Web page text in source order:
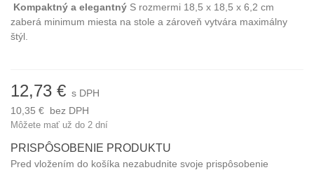
Kompaktný a elegantný S rozmermi 18,5 x 18,5 x 6,2 cm
zaberá minimum miesta na stole a zároveň vytvára maximálny
štýl.
12,73 € s DPH
10,35 € bez DPH
Môžete mať už do 2 dní
PRISPÔSOBENIE PRODUKTU
Pred vložením do košíka nezabudnite svoje prispôsobenie